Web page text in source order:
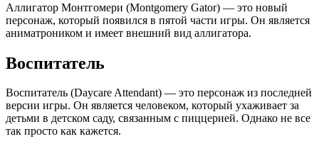
Аллигатор Монтгомери (Montgomery Gator) — это новый
персонаж, который появился в пятой части игры. Он является
аниматроником и имеет внешний вид аллигатора.
Воспитатель
Воспитатель (Daycare Attendant) — это персонаж из последней
версии игры. Он является человеком, который ухаживает за
детьми в детском саду, связанным с пиццерией. Однако не все
так просто как кажется.